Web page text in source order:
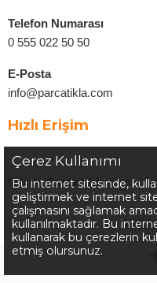
Telefon Numarası
0 555 022 50 50
E-Posta
info@parcatikla.com
Hızlı Erişim
©2025Parcatikla.com|
Çerez Kullanımı
Bu internet sitesinde,
geliştirmek ve internet
çalışmasını sağlamak
kullanılmaktadır. Bu
kullanarak bu çerezlerin
etmiş olursunuz.